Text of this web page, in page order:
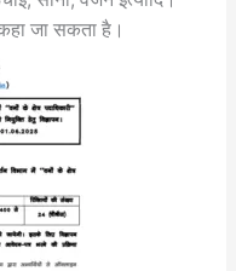
जा सकता है।